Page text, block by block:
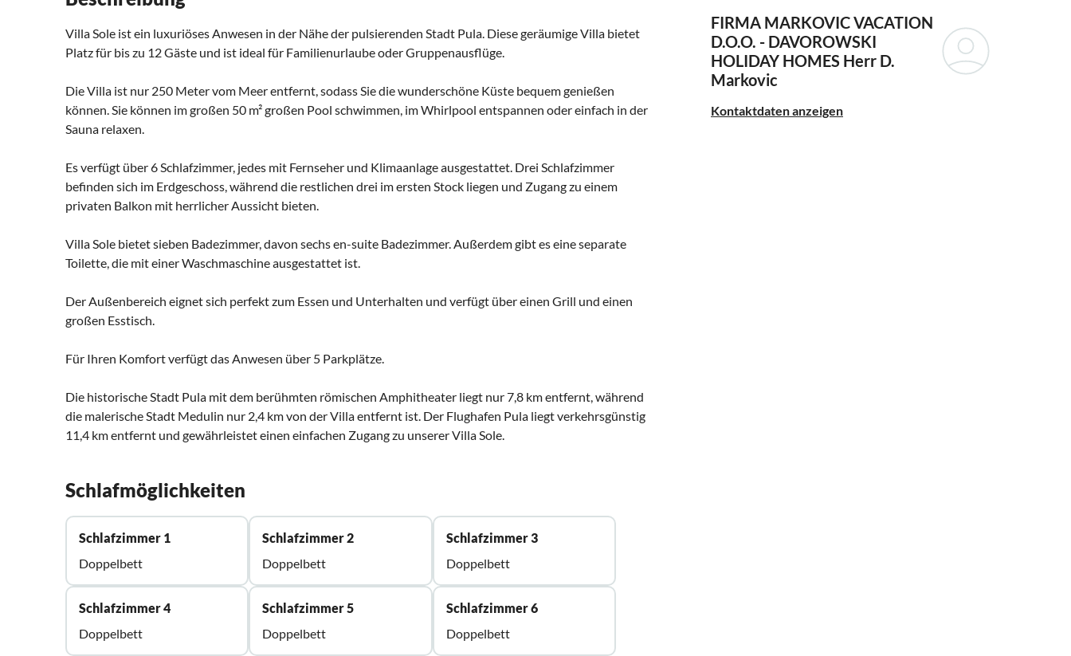
Villa Sole ist ein luxuriöses Anwesen in der Nähe der pulsierenden Stadt Pula. Diese geräumige Villa bietet
Platz für bis zu 12 Gäste und ist ideal für Familienurlaube oder Gruppenausflüge.
Die Villa ist nur 250 Meter vom Meer entfernt, sodass Sie die wunderschöne Küste bequem genießen
können. Sie können im großen 50 m² großen Pool schwimmen, im Whirlpool entspannen oder einfach in der
Sauna relaxen.
Es verfügt über 6 Schlafzimmer, jedes mit Fernseher und Klimaanlage ausgestattet. Drei Schlafzimmer
befinden sich im Erdgeschoss, während die restlichen drei im ersten Stock liegen und Zugang zu einem
privaten Balkon mit herrlicher Aussicht bieten.
Villa Sole bietet sieben Badezimmer, davon sechs en-suite Badezimmer. Außerdem gibt es eine separate
Toilette, die mit einer Waschmaschine ausgestattet ist.
Der Außenbereich eignet sich perfekt zum Essen und Unterhalten und verfügt über einen Grill und einen
großen Esstisch.
Für Ihren Komfort verfügt das Anwesen über 5 Parkplätze.
Die historische Stadt Pula mit dem berühmten römischen Amphitheater liegt nur 7,8 km entfernt, während
die malerische Stadt Medulin nur 2,4 km von der Villa entfernt ist. Der Flughafen Pula liegt verkehrsgünstig
11,4 km entfernt und gewährleistet einen einfachen Zugang zu unserer Villa Sole.
Schlafmöglichkeiten
Schlafzimmer 1
Doppelbett
Schlafzimmer 2
Doppelbett
Schlafzimmer 3
Doppelbett
Schlafzimmer 4
Doppelbett
Schlafzimmer 5
Doppelbett
Schlafzimmer 6
Doppelbett
FIRMA MARKOVIC VACATION
D.O.O. - DAVOROWSKI
HOLIDAY HOMES Herr D.
Markovic
Kontaktdaten anzeigen